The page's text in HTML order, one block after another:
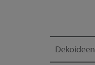
Dekoideen